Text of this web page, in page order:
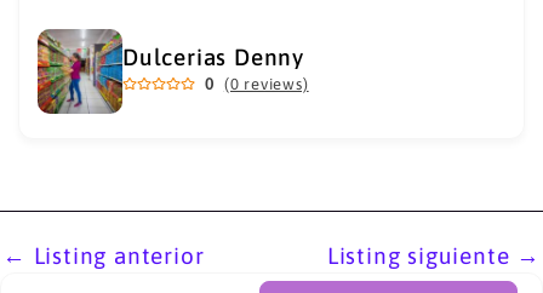
Dulcerias Denny
0 (0 reviews)
← Listing anterior Listing siguiente →